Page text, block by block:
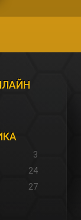
3
24
27